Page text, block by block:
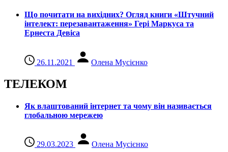
Що почитати на вихідних? Огляд книги «Штучний
інтелект: перезавантаження» Гері Маркуса та
Ернеста Девіса
26.11.2021 Олена Мусієнко
ТЕЛЕКОМ
Як влаштований інтернет та чому він називається
глобальною мережею
29.03.2023 Олена Мусієнко